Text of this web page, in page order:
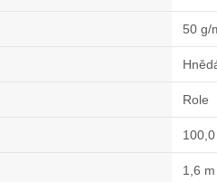
50 g/
Role
1,6 m